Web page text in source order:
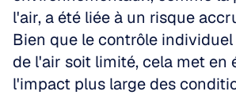
l'air, a été liée à un risque
Bien que le contrôle
de l'air soit limité, cela met en
l'impact plus large des